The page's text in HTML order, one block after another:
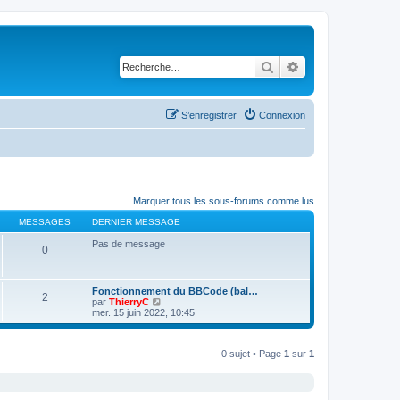
Rechercher
Connexion
S’enregistrer
Marquer tous les sous-forums comme lus
MESSAGES DERNIER MESSAGE
0 Pas de message
2
Fonctionnement du BBCode (bal…
par ThierryC
o
i
mer. 15 juin 2022, 10:45
0 sujet • Page 1 sur 1